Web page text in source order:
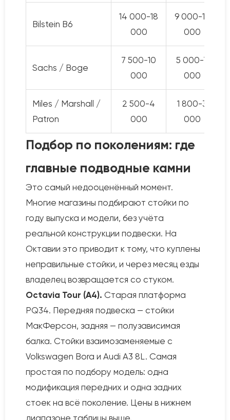
Bilstein B6
14 000-18
000
9 000-12
000
Sachs / Boge
7 500-10
000
5 000-7
000
Miles / Marshall /
Patron
2 500-4
000
1 800-3
000
Подбор по поколениям: где
главные подводные камни
Это самый недооценённый момент.
Многие магазины подбирают стойки по
году выпуска и модели, без учёта
реальной конструкции подвески. На
Октавии это приводит к тому, что куплены
неправильные стойки, и через месяц езды
владелец возвращается со стуком.
Octavia Tour (A4). Старая платформа
PQ34. Передняя подвеска — стойки
МакФерсон, задняя — полузависимая
балка. Стойки взаимозаменяемые с
Volkswagen Bora и Audi A3 8L. Самая
простая по подбору модель: одна
модификация передних и одна задних
стоек на всё поколение. Цены в нижнем